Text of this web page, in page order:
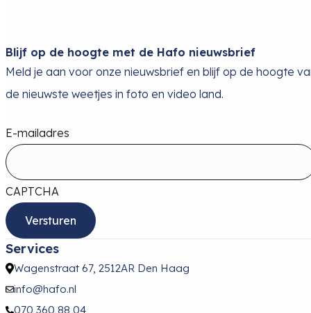
Blijf op de hoogte met de Hafo nieuwsbrief
Meld je aan voor onze nieuwsbrief en blijf op de hoogte
de nieuwste weetjes in foto en video land.
E-mailadres
CAPTCHA
Services
Wagenstraat 67, 2512AR Den Haag
info@hafo.nl
070 360 88 04